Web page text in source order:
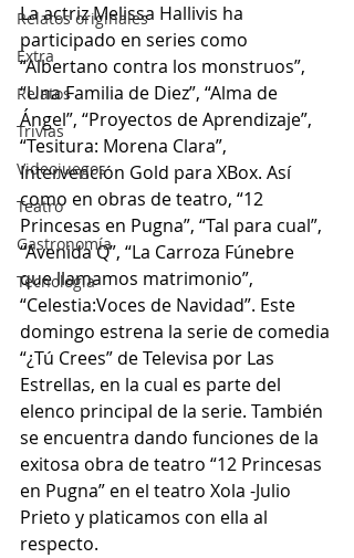
Relatos originales
Extra
Relatos
Trivias
Videojuegos
Teatro
Gastronomía
Tecnología
La actriz Melissa Hallivis ha
participado en series como
“Albertano contra los monstruos”,
“Una Familia de Diez”, “Alma de
Ángel”, “Proyectos de Aprendizaje”,
“Tesitura: Morena Clara”,
Intervención Gold para XBox. Así
como en obras de teatro, “12
Princesas en Pugna”, “Tal para cual”,
“Avenida Q”, “La Carroza Fúnebre
que llamamos matrimonio”,
“Celestia:Voces de Navidad”. Este
domingo estrena la serie de comedia
“¿Tú Crees” de Televisa por Las
Estrellas, en la cual es parte del
elenco principal de la serie. También
se encuentra dando funciones de la
exitosa obra de teatro “12 Princesas
en Pugna” en el teatro Xola -Julio
Prieto y platicamos con ella al
respecto.